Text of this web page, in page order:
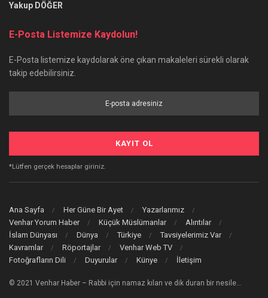
Yakup DÖĞER
E-Posta Listemize Kaydolun!
E-Posta listemize kaydolarak öne çıkan makaleleri sürekli olarak
takip edebilirsiniz.
*Lütfen gerçek hesaplar giriniz.
Ana Sayfa Her Güne Bir Ayet
Yazarlarımız
Venhar Yorum Haber
Küçük Müslümanlar
Alıntılar
İslam Dünyası
Dünya Türkiye
Tavsiyelerimiz Var
Kavramlar
Röportajlar
Venhar Web TV
Fotoğrafların Dili
Duyurular Künye İletişim
© 2021 Venhar Haber – Rabbi için namaz kılan ve dik duran bir nesile…